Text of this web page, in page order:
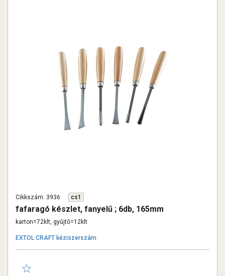
Cikkszám: 3936 cs1
fafaragó készlet, fanyelű ; 6db, 165mm
karton=72klt, gyűjtő=12klt
EXTOL CRAFT kéziszerszám